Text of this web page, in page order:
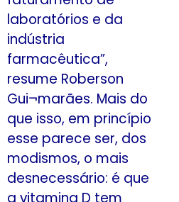
laboratórios e da
indústria
farmacêutica”,
resume Roberson
Gui¬marães. Mais do
que isso, em princípio
esse parece ser, dos
modismos, o mais
desnecessário: é que
a vitamina D tem